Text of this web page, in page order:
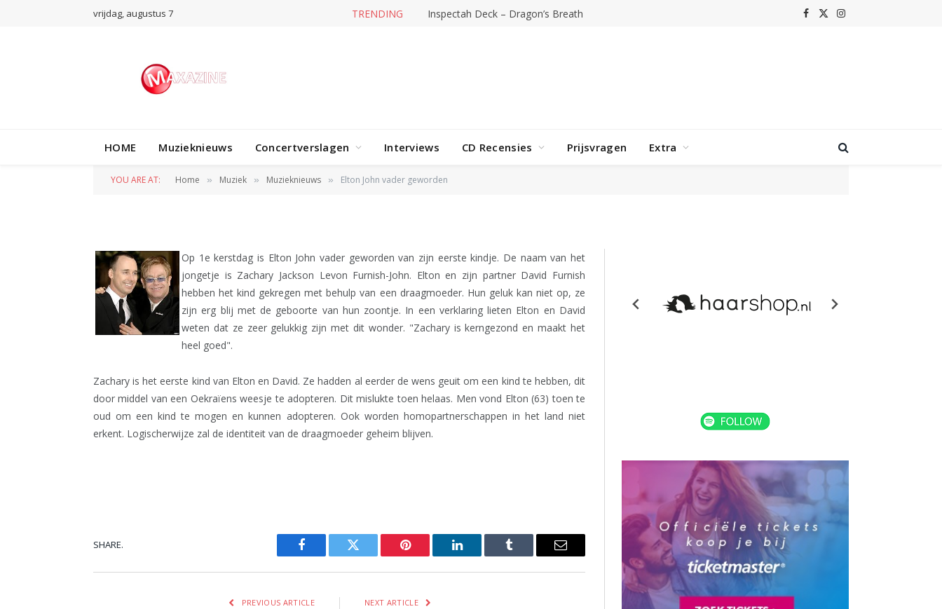
vrijdag, augustus 7 TRENDING Inspectah Deck – Dragon’s Breath Facebook
X
Instagram
HOME Muzieknieuws Concertverslagen Interviews CD Recensies Prijsvragen Extra
YOU ARE AT: Home » Muziek » Muzieknieuws » Elton John vader geworden
Elton John vader geworden
Op 1e kerstdag is Elton John vader geworden van zijn eerste kindje. De naam van het
jongetje is Zachary Jackson Levon Furnish-John. Elton en zijn partner David Furnish
hebben het kind gekregen met behulp van een draagmoeder. Hun geluk kan niet op, ze
zijn erg blij met de geboorte van hun zoontje. In een verklaring lieten Elton en David
weten dat ze zeer gelukkig zijn met dit wonder. "Zachary is kerngezond en maakt het
heel goed".
Zachary is het eerste kind van Elton en David. Ze hadden al eerder de wens geuit om een kind te hebben, dit
door middel van een Oekraïens weesje te adopteren. Dit mislukte toen helaas. Men vond Elton (63) toen te
oud om een kind te mogen en kunnen adopteren. Ook worden homopartnerschappen in het land niet
erkent. Logischerwijze zal de identiteit van de draagmoeder geheim blijven.
SHARE.
Facebook Twitter Pinterest LinkedIn Tumblr Email
PREVIOUS ARTICLE NEXT ARTICLE